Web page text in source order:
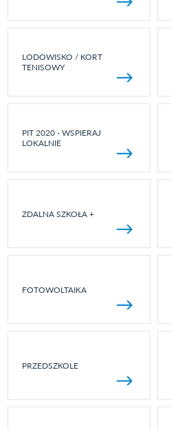
LODOWISKO / KORT
TENISOWY
PIT 2020 - WSPIERAJ
LOKALNIE
ZDALNA SZKOŁA +
FOTOWOLTAIKA
PRZEDSZKOLE